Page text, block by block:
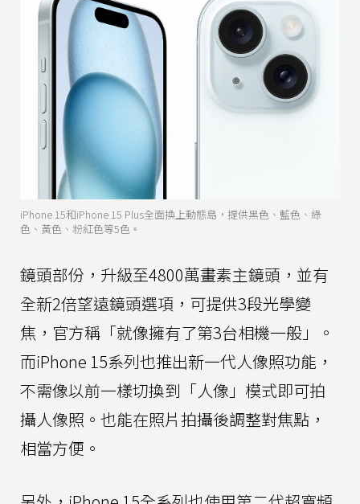
iPhone 15和iPhone 15 Plus全面換上動態島，提供黑色、藍色、綠
色、黃色、粉紅色等5色。
鏡頭部份，升級至4800萬畫素主鏡頭，並有
全新2倍望遠鏡頭選項，可提供3段光學變
焦，官方稱「就像擁有了第3台相機一般」。
而iPhone 15系列也推出新一代人像照功能，
不需像以前一樣切換到「人像」模式即可拍
攝人像照。也能在照片拍攝後調整對焦點，
相當方便。